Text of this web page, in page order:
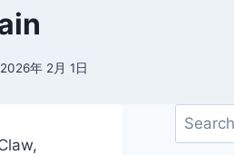
2026年 2月 1日